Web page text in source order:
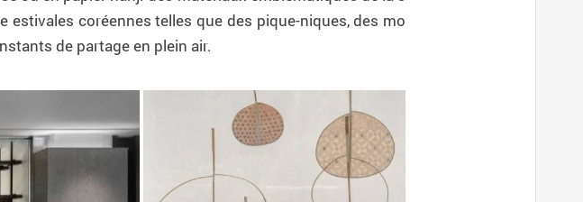
coréennes telles que des pique-niques, des mo
de partage en plein air.